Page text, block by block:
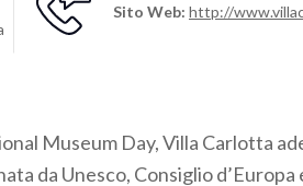
Sito Web: http://
Museum Day, Villa Carlotta
da Unesco, Consiglio d’Europa